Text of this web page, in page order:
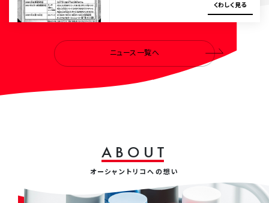
くわ しく 見る
ニュース一覧へ
A B O U T
オーシャントリコへの想い